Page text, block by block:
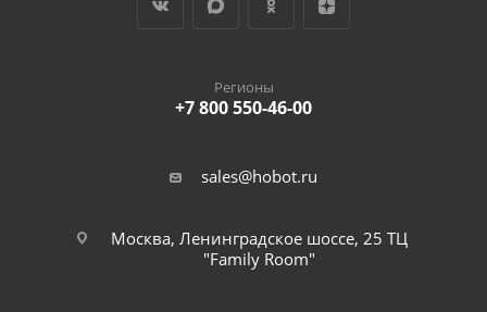
Регионы
+7 800 550-46-00
sales@hobot.ru
Москва, Ленинградское шоссе, 25 ТЦ
"Family Room"